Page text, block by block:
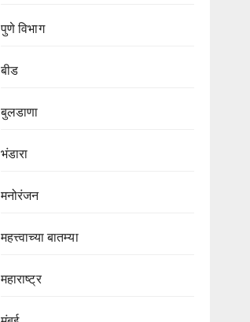
पुणे विभाग‌
बीड
बुलडाणा
भंडारा
मनोरंजन
महत्त्वाच्या बातम्या
महाराष्ट्र